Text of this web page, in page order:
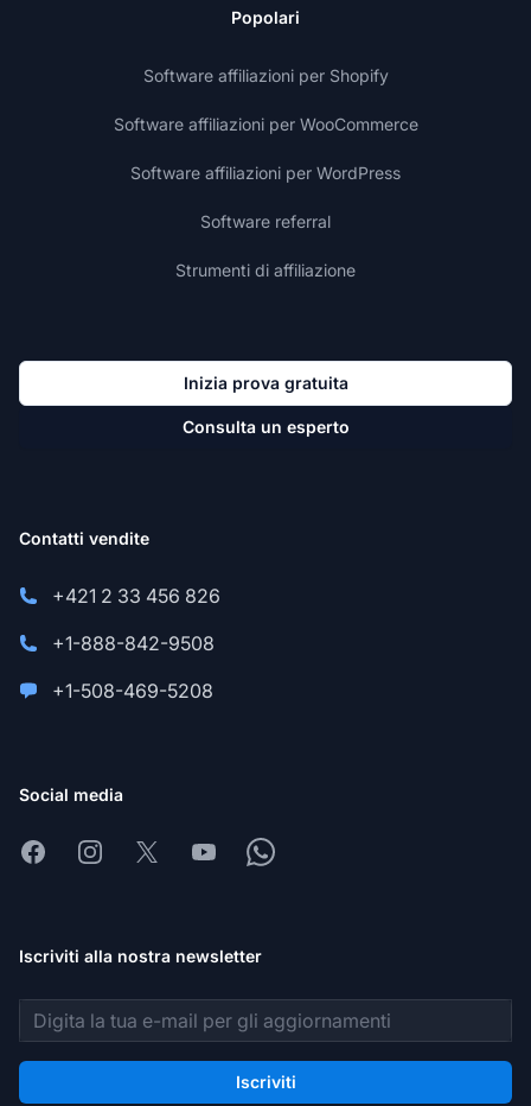
Popolari
Software affiliazioni per Shopify
Software affiliazioni per WooCommerce
Software affiliazioni per WordPress
Software referral
Strumenti di affiliazione
Inizia prova gratuita
Consulta un esperto
Contatti vendite
+421 2 33 456 826
+1-888-842-9508
+1-508-469-5208
Social media
FacebookInstagram
X YoutubeWhatsapp
Iscriviti alla nostra newsletter
Indirizzo email
Iscriviti